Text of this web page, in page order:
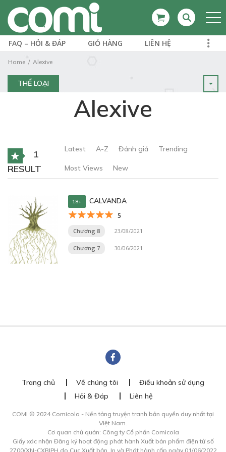
FAQ – HỎI & ĐÁP GIỎ HÀNG LIÊN HỆ
Home Alexive
THỂ LOẠI
Alexive
1
RESULT
Latest A-Z Đánh giá Trending
Most Views New
18+ CALVANDA
5
Chương 8 23/08/2021
Chương 7 30/06/2021
Trang chủ Về chúng tôi
Điều khoản sử dụng
Hỏi & Đáp
Liên hệ
COMI © 2024 Comicola - Nền tảng truyện tranh bản quyền duy nhất tại
Việt Nam.
Cơ quan chủ quản: Công ty Cổ phần Comicola
Giấy xác nhận Đăng ký hoạt động phát hành Xuất bản phẩm điện tử số
2700/XN-CXBIPH do Cục Xuất bản, In và Phát hành cấp ngày 01/06/2022